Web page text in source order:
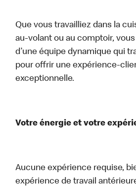
Que vous travailliez dans la
au-volant ou au comptoir,
d’une équipe dynamique qui
pour offrir une expérience-
exceptionnelle.
Votre énergie et votre
Aucune expérience requise,
expérience de travail